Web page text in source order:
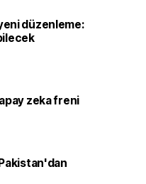
düzenleme:
zeka freni